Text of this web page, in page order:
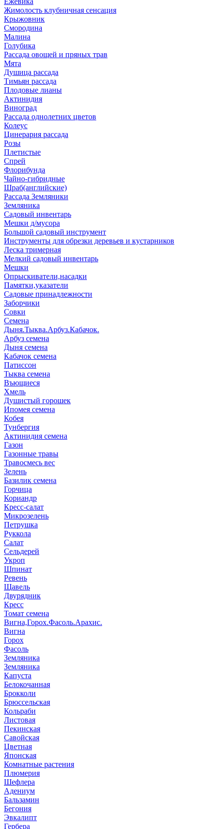
Жимолость клубничная сенсация
Крыжовник
Смородина
Малина
Голубика
Рассада овощей и пряных трав
Мята
Душица рассада
Тимьян рассада
Плодовые лианы
Актинидия
Виноград
Рассада однолетних цветов
Колеус
Цинерария рассада
Розы
Плетистые
Спрей
Флорибунда
Чайно-гибридные
Шраб(английские)
Рассада Земляники
Земляника
Садовый инвентарь
Мешки д/мусора
Большой садовый инструмент
Инструменты для обрезки деревьев и кустарников
Леска тримерная
Мелкий садовый инвентарь
Мешки
Опрыскиватели,насадки
Памятки,указатели
Садовые принадлежности
Заборчики
Совки
Семена
Дыня.Тыква.Арбуз.Кабачок.
Арбуз семена
Дыня семена
Кабачок семена
Патиссон
Тыква семена
Въющиеся
Хмель
Душистый горошек
Ипомея семена
Кобея
Тунбергия
Актинидия семена
Газон
Газонные травы
Травосмесь вес
Зелень
Базилик семена
Горчица
Кориандр
Кресс-салат
Микрозелень
Петрушка
Руккола
Салат
Сельдерей
Укроп
Шпинат
Ревень
Щавель
Двурядник
Кресс
Томат семена
Вигна,Горох.Фасоль.Арахис.
Вигна
Горох
Фасоль
Земляника
Земляника
Капуста
Белокочанная
Брокколи
Брюссельская
Кольраби
Листовая
Пекинская
Савойская
Цветная
Японская
Комнатные растения
Плюмерия
Шефлера
Адениум
Бальзамин
Бегония
Эвкалипт
Гербера